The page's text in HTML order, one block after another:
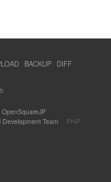
BACKUP
DIFF
OpenSquareJP
Development Team PHP